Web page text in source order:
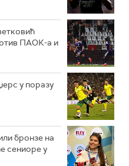
ПАОК-а и
у поразу
бронзе на
сениоре у